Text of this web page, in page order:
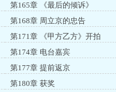
第165章 《最后的倾诉》
第168章 周立京的忠告
第171章 《甲方乙方》开拍
第174章 电台嘉宾
第177章 提前返京
第180章 获奖